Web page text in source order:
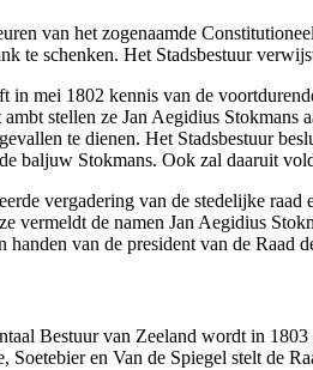
van het zogenaamde
te schenken. Het Stadsbestuur
in mei 1802 kennis van de
stellen ze Jan Aegidius Stokmans
te dienen. Het Stadsbestuur
baljuw Stokmans. Ook zal daaruit
vergadering van de stedelijke
vermeldt de namen Jan Aegidius
van de president van de
Bestuur van Zeeland wordt in
en Van de Spiegel stelt de